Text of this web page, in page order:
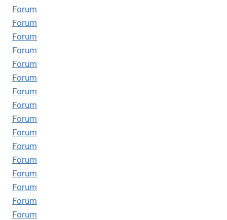
Forum
Forum
Forum
Forum
Forum
Forum
Forum
Forum
Forum
Forum
Forum
Forum
Forum
Forum
Forum
Forum